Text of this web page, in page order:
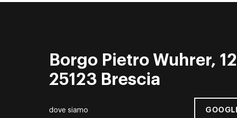
Borgo Pietro Wuhrer,
25123 Brescia
dove siamo